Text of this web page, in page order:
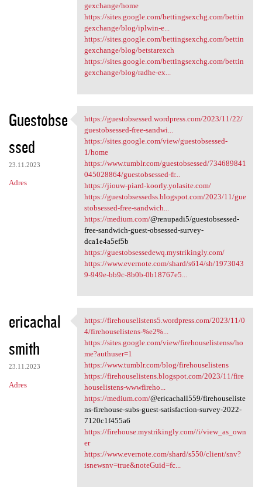
gexchange/home
https://sites.google.com/bettingsexchg.com/bettin
gexchange/blog/iplwin-e...
https://sites.google.com/bettingsexchg.com/bettin
gexchange/blog/betstarexch
https://sites.google.com/bettingsexchg.com/bettin
gexchange/blog/radhe-ex...
Guestobse
ssed
23.11.2023
Adres
https://guestobsessed
https://guestobsessed.wordpress.com/2023/11/22/
guestobsessed-free-sandwi...
https://sites.google.com/view/guestobsessed-
1/home
https://www.tumblr.com/guestobsessed/734689841
045028864/guestobsessed-fr...
https://jiouw-piard-koorly.yolasite.com/
https://guestobsessedss.blogspot.com/2023/11/gue
stobsessed-free-sandwich...
https://medium.com/@renupadi5/guestobsessed-
free-sandwich-guest-obsessed-survey-
dca1e4a5ef5b
https://guestobsessedewq.mystrikingly.com/
https://www.evernote.com/shard/s614/sh/1973043
9-949e-bb9c-8b0b-0b18767e5...
ericachal
smith
23.11.2023
Adres
https://firehouselistens5
https://firehouselistens5.wordpress.com/2023/11/0
4/firehouselistens-%e2%...
https://sites.google.com/view/firehouselistenss/ho
me?authuser=1
https://www.tumblr.com/blog/firehouselistens
https://firehouselistens.blogspot.com/2023/11/fire
houselistens-wwwfireho...
https://medium.com/@ericachall559/firehouseliste
ns-firehouse-subs-guest-satisfaction-survey-2022-
7120c1f455a6
https://firehouse.mystrikingly.com//i/view_as_own
er
https://www.evernote.com/shard/s550/client/snv?
isnewsnv=true&noteGuid=fc...